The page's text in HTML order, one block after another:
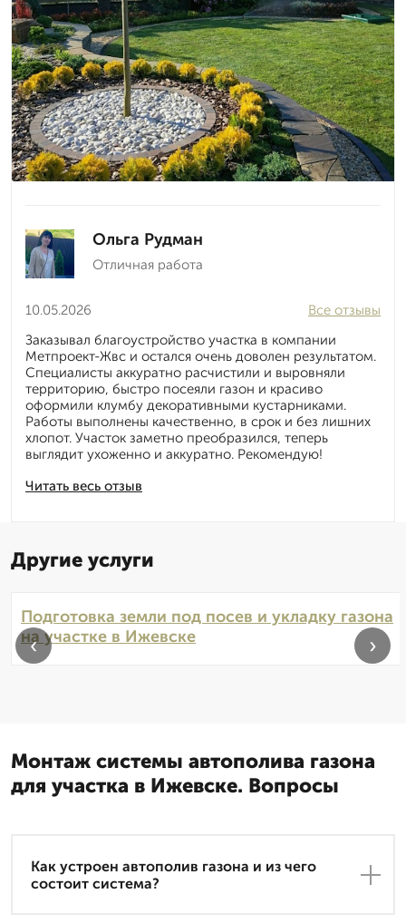
Ольга Рудман
Отличная работа
10.05.2026
Читать весь отзыв
Все отзывы
Заказывал благоустройство участка в компании
Метпроект-Жвс и остался очень доволен результатом.
Специалисты аккуратно расчистили и выровняли
территорию, быстро посеяли газон и красиво
оформили клумбу декоративными кустарниками.
Работы выполнены качественно, в срок и без лишних
хлопот. Участок заметно преобразился, теперь
выглядит ухоженно и аккуратно. Рекомендую!
Другие услуги
Подготовка земли под посев и укладку газона
на участке в Ижевске
‹ ›
Монтаж системы автополива газона
для участка в Ижевске. Вопросы
Как устроен автополив газона и из чего
состоит система?